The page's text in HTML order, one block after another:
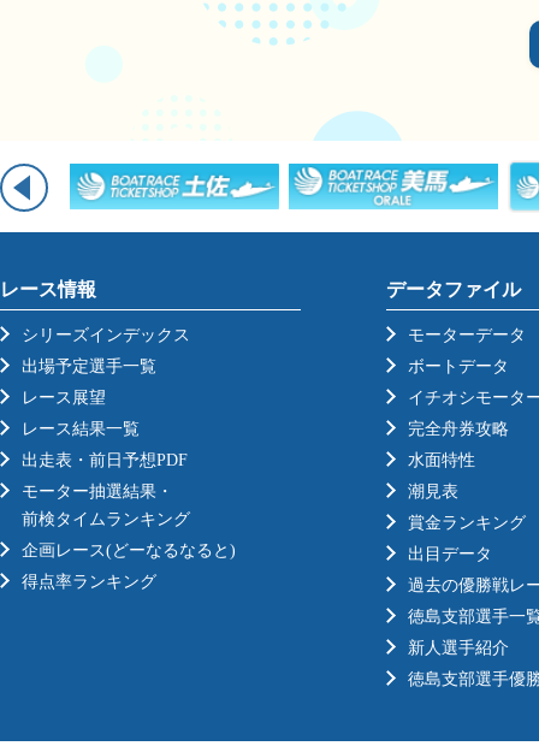
レース情報
シリーズインデックス
出場予定選手一覧
レース展望
レース結果一覧
出走表・前日予想PDF
モーター抽選結果・
前検タイムランキング
企画レース(どーなるなると)
得点率ランキング
データファイル
モーターデータ
ボートデータ
イチオシモータ
完全舟券攻略
水面特性
潮見表
賞金ランキング
出目データ
過去の優勝戦レ
徳島支部選手一
新人選手紹介
徳島支部選手優